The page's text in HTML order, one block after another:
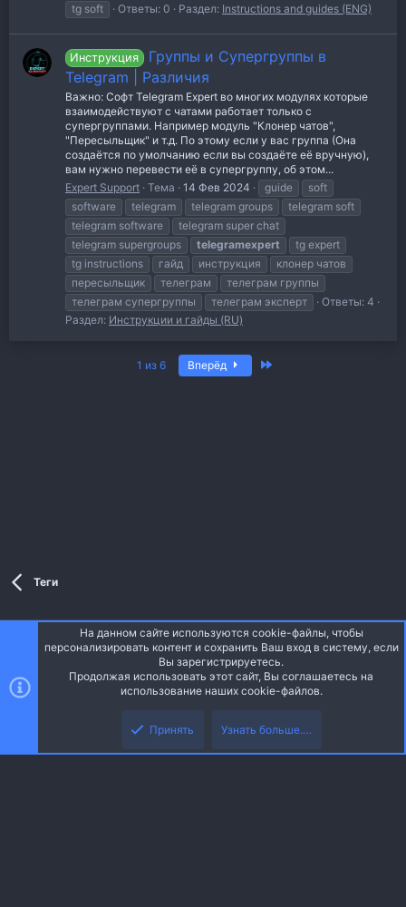
tg soft
Ответы: 0 Раздел: Instructions and guides (ENG)
Инструкция
Группы и Супергруппы в
Telegram | Различия
Важно: Софт Telegram Expert во многих модулях которые
взаимодействуют с чатами работает только с
супергруппами. Например модуль "Клонер чатов",
"Пересыльщик" и т.д. По этому если у вас группа (Она
создаётся по умолчанию если вы создаёте её вручную),
вам нужно перевести её в супергруппу, об этом...
Expert Support Тема 14 Фев 2024 guide
soft
software
telegram telegram groups
telegram soft
telegram software
telegram super chat
telegram supergroups
telegramexpert
tg expert
tg instructions
гайд инструкция
клонер чатов
пересыльщик
телеграм
телеграм группы
телеграм супергруппы
телеграм эксперт
Ответы: 4
Раздел: Инструкции и гайды (RU)
1 из 6 Вперёд
Теги
Обратная связь
Условия и правила
Политика конфиденциальности
Style and add-ons by ThemeHouse
Перевод от Jumuro ®
Запросы 16 Время 0.0893s Память 5.81MB
Верх
На данном сайте используются cookie-файлы, чтобы
персонализировать контент и сохранить Ваш вход в систему, если
Вы зарегистрируетесь.
Продолжая использовать этот сайт, Вы соглашаетесь на
использование наших cookie-файлов.
Принять Узнать больше.…